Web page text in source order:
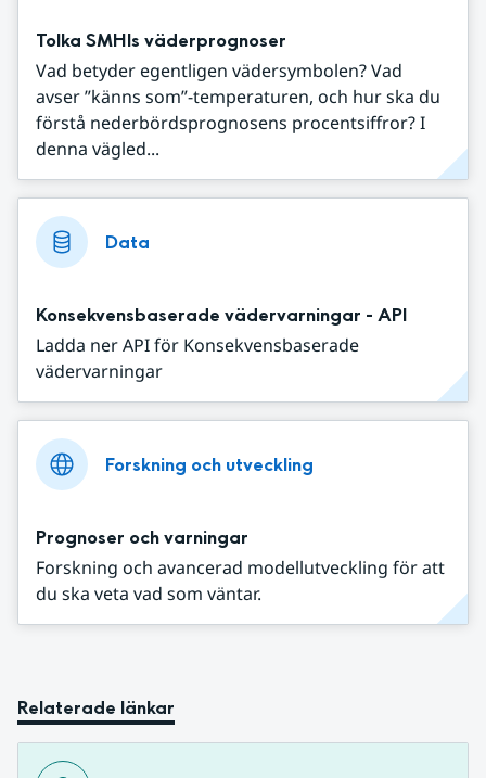
Tolka SMHIs väderprognoser
Vad betyder egentligen vädersymbolen? Vad
avser ”känns som”-temperaturen, och hur ska du
förstå nederbördsprognosens procentsiffror? I
denna vägled...
Data
Konsekvensbaserade vädervarningar - API
Ladda ner API för Konsekvensbaserade
vädervarningar
Forskning och utveckling
Prognoser och varningar
Forskning och avancerad modellutveckling för att
du ska veta vad som väntar.
Relaterade länkar